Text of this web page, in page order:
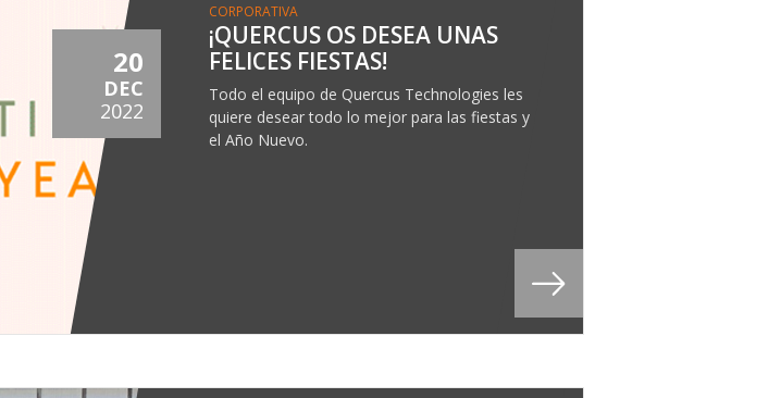
CORPORATIVA
20
DEC
2022
¡QUERCUS OS DESEA UNAS
FELICES FIESTAS!
Todo el equipo de Quercus Technologies les
quiere desear todo lo mejor para las fiestas y
el Año Nuevo.